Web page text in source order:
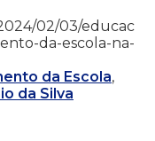
02/03/educac
da-escola-na-
da Escola,
da Silva